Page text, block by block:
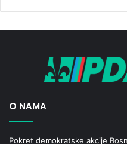
O NAMA
Pokret demokratske akcije